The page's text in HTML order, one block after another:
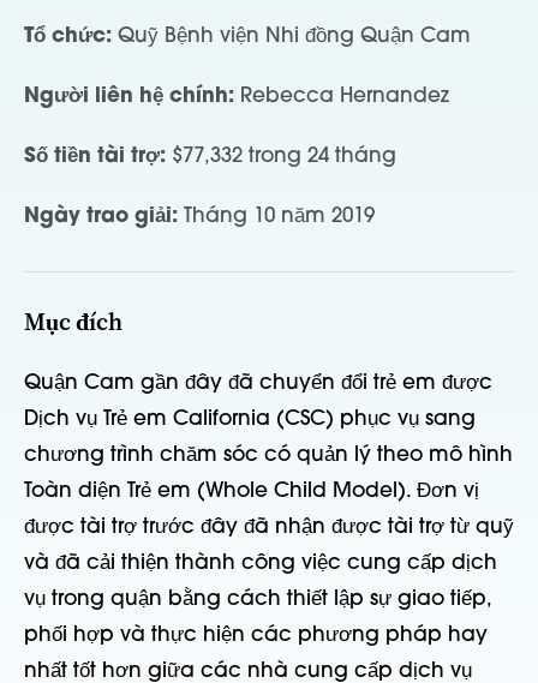
Tổ chức: Quỹ Bệnh viện Nhi đồng Quận Cam
Người liên hệ chính: Rebecca Hernandez
Số tiền tài trợ: $77,332 trong 24 tháng
Ngày trao giải: Tháng 10 năm 2019
Mục đích
Quận Cam gần đây đã chuyển đổi trẻ em được
Dịch vụ Trẻ em California (CSC) phục vụ sang
chương trình chăm sóc có quản lý theo mô hình
Toàn diện Trẻ em (Whole Child Model). Đơn vị
được tài trợ trước đây đã nhận được tài trợ từ quỹ
và đã cải thiện thành công việc cung cấp dịch
vụ trong quận bằng cách thiết lập sự giao tiếp,
phối hợp và thực hiện các phương pháp hay
nhất tốt hơn giữa các nhà cung cấp dịch vụ